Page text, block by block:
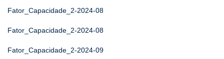
Fator_Capacidade_2-2024-08
Fator_Capacidade_2-2024-08
Fator_Capacidade_2-2024-09